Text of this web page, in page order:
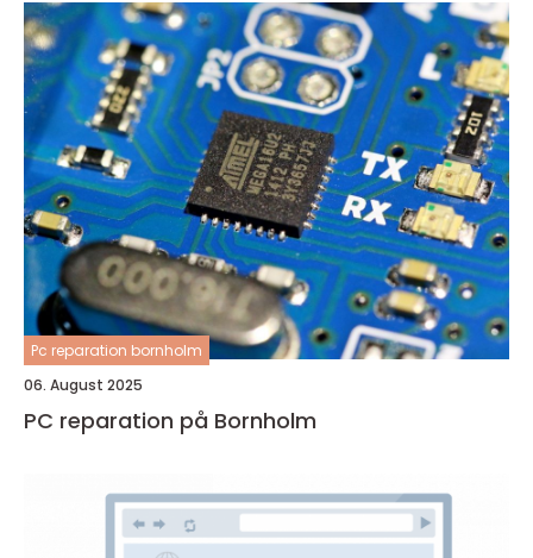
Pc reparation bornholm
06. August 2025
PC reparation på Bornholm